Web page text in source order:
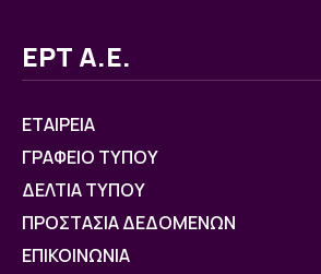
ΕΡΤ Α.Ε.
ΕΤΑΙΡΕΙΑ
ΓΡΑΦΕΙΟ ΤΥΠΟΥ
ΔΕΛΤΙΑ ΤΥΠΟΥ
ΠΡΟΣΤΑΣΙΑ ΔΕΔΟΜΕΝΩΝ
ΕΠΙΚΟΙΝΩΝΙΑ